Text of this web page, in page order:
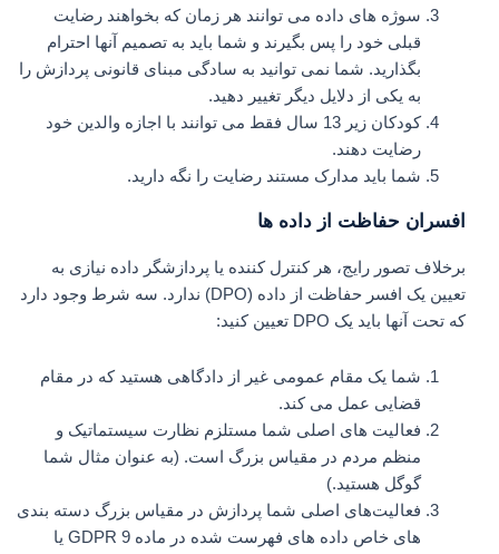
سوژه های داده می توانند هر زمان که بخواهند رضایت
قبلی خود را پس بگیرند و شما باید به تصمیم آنها احترام
بگذارید. شما نمی توانید به سادگی مبنای قانونی پردازش را
به یکی از دلایل دیگر تغییر دهید.
کودکان زیر 13 سال فقط می توانند با اجازه والدین خود
رضایت دهند.
شما باید مدارک مستند رضایت را نگه دارید.
افسران حفاظت از داده ها
برخلاف تصور رایج، هر کنترل کننده یا پردازشگر داده نیازی به
تعیین یک افسر حفاظت از داده (DPO) ندارد. سه شرط وجود دارد
که تحت آنها باید یک DPO تعیین کنید:
شما یک مقام عمومی غیر از دادگاهی هستید که در مقام
قضایی عمل می کند.
فعالیت های اصلی شما مستلزم نظارت سیستماتیک و
منظم مردم در مقیاس بزرگ است. (به عنوان مثال شما
گوگل هستید.)
فعالیت‌های اصلی شما پردازش در مقیاس بزرگ دسته‌ بندی‌
های خاص داده‌ های فهرست‌ شده در ماده 9 GDPR یا